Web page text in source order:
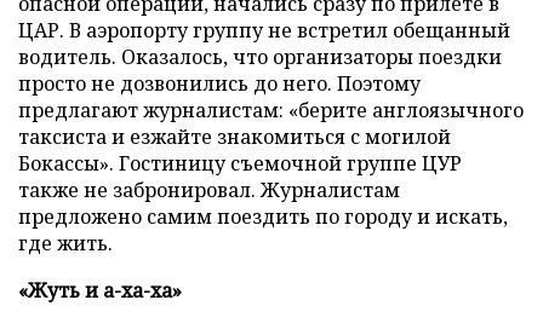
ЦАР. В аэропорту группу не встретил обещанный
водитель. Оказалось, что организаторы поездки
просто не дозвонились до него. Поэтому
предлагают журналистам: «берите англоязычного
таксиста и езжайте знакомиться с могилой
Бокассы». Гостиницу съемочной группе ЦУР
также не забронировал. Журналистам
предложено самим поездить по городу и искать,
где жить.
«Жуть и а-ха-ха»